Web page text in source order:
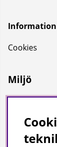
Information
Cookies
Miljö
Vi på Mera